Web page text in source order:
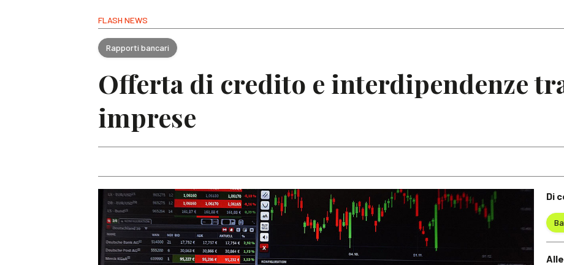
FLASH NEWS
Rapporti bancari
Offerta di credito e interdipendenze
imprese
Di